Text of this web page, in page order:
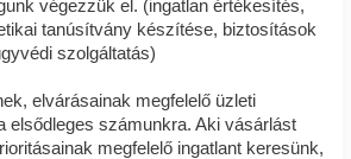
végezzük el. (ingatlan értékesítés,
tanúsítvány készítése, biztosítások
szolgáltatás)
elvárásainak megfelelő üzleti
elsődleges számunkra. Aki vásárlást
megfelelő ingatlant keresünk,